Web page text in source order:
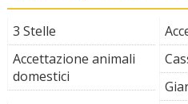
3 Stelle
Accettazione animali
domestici